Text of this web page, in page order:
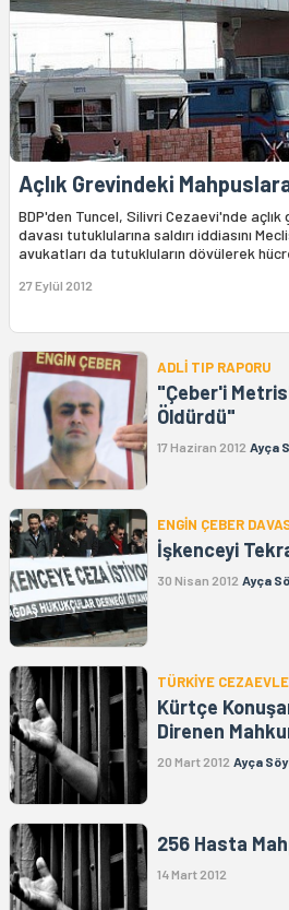
Açlık Grevindeki Mahpuslara
BDP'den Tuncel, Silivri Cezaevi'nde
davası tutuklularına saldırı iddiasını
avukatları da tutukluların dövülerek
27 Eylül 2012
ADLİ TIP RAPORU
"Çeber'i
Öldürdü"
17 Haziran 2012 Ayça
ENGİN ÇEBER
İşkenceyi
30 Nisan 2012 Ayça
TÜRKİYE
Kürtçe
Direnen
20 Mart 2012 Ayça
256 Hasta
14 Mart 2012